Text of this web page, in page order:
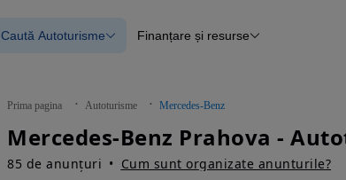
Mașini electrice
Mașini cu detalii verificate
Caută Autoturisme
Blog Autovit.ro
Finanțare și resurse
Prima pagina Autoturisme Mercedes-Benz
Mercedes-Benz Prahova -
85 de anunțuri Cum sunt organizate anunturile?